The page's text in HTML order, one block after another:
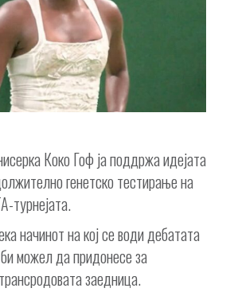
Коко Гоф ја поддржа идејата
генетско тестирање на
турнејата.
начинот на кој се води дебатата
можел да придонесе за
заедница.